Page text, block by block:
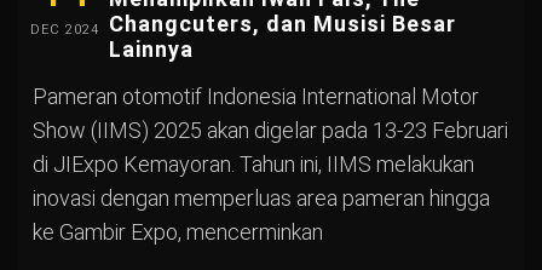
DEC 2024
Changcuters, dan Musisi Besar
Lainnya
Pameran otomotif Indonesia International Motor
Show (IIMS) 2025 akan digelar pada 13-23 Februari
di JIExpo Kemayoran. Tahun ini, IIMS melakukan
inovasi dengan memperluas area pameran hingga
ke Gambir Expo, mencerminkan